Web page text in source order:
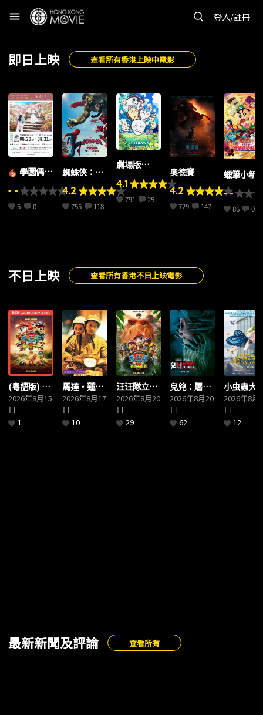
menu 登入/註冊
即日上映 查看所有香港上映中電影
大師 LIVE
TOUR -標-
福井公演 上
- -
5 0
蜘蛛俠：英
雄重生
4.2
755 118
劇場版
CHIIKAWA
人魚島的秘
密
4.1
791 25
奧德賽
4.2
729 147
蠟筆小新
場版：千
百怪！我
妖怪假期
- -
86 0
不日上映 查看所有香港不日上映電影
(粵語版) 汪
汪隊立大
功：恐龍大
電影
2026年8月15
日
1
馬達・蓮娜
(APAAA)
2026年8月17
日
10
汪汪隊立大
功：恐龍大
電影
2026年8月20
日
29
兒兇：屠出
暗界
2026年8月20
日
62
小虫蟲大
險
2026年8月
日
12
最新新聞及評論 查看所有